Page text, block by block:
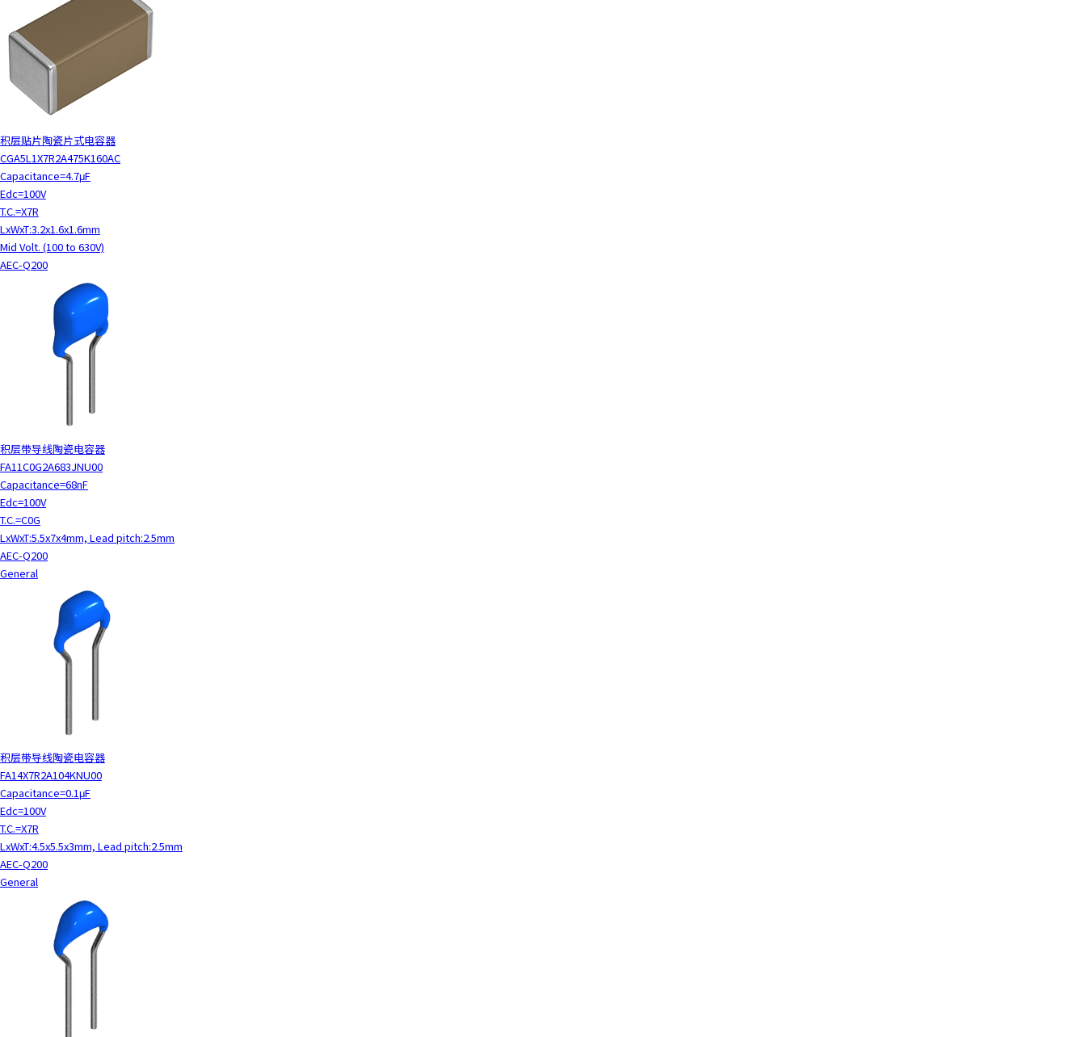
积层贴片陶瓷片式电容器
CGA5L1X7R2A475K160AC
Capacitance=4.7μF
Edc=100V
T.C.=X7R
LxWxT:3.2x1.6x1.6mm
Mid Volt. (100 to 630V)
AEC-Q200
积层带导线陶瓷电容器
FA11C0G2A683JNU00
Capacitance=68nF
Edc=100V
T.C.=C0G
LxWxT:5.5x7x4mm, Lead pitch:2.5mm
AEC-Q200
General
积层带导线陶瓷电容器
FA14X7R2A104KNU00
Capacitance=0.1μF
Edc=100V
T.C.=X7R
LxWxT:4.5x5.5x3mm, Lead pitch:2.5mm
AEC-Q200
General